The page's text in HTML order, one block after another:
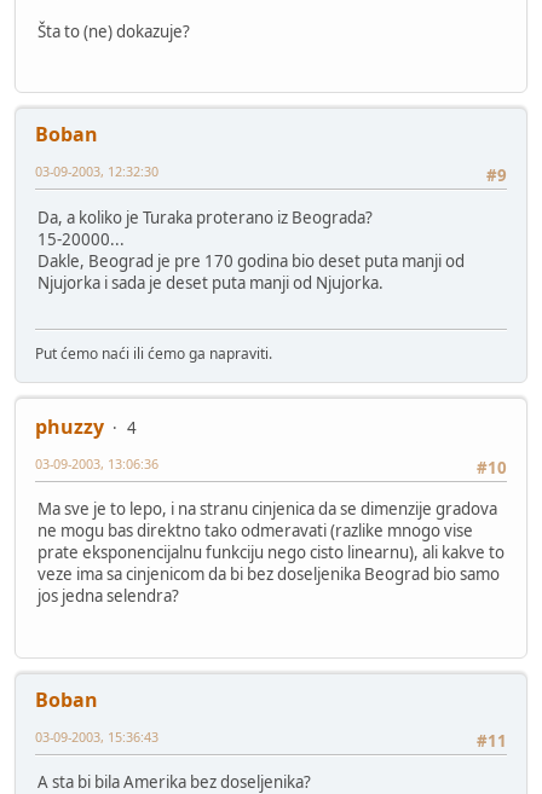
Šta to (ne) dokazuje?
Boban
#9
03-09-2003, 12:32:30
Da, a koliko je Turaka proterano iz Beograda?
15-20000...
Dakle, Beograd je pre 170 godina bio deset puta manji od
Njujorka i sada je deset puta manji od Njujorka.
Put ćemo naći ili ćemo ga napraviti.
phuzzy
4
#10
03-09-2003, 13:06:36
Ma sve je to lepo, i na stranu cinjenica da se dimenzije gradova
ne mogu bas direktno tako odmeravati (razlike mnogo vise
prate eksponencijalnu funkciju nego cisto linearnu), ali kakve to
veze ima sa cinjenicom da bi bez doseljenika Beograd bio samo
jos jedna selendra?
Boban
#11
03-09-2003, 15:36:43
A sta bi bila Amerika bez doseljenika?